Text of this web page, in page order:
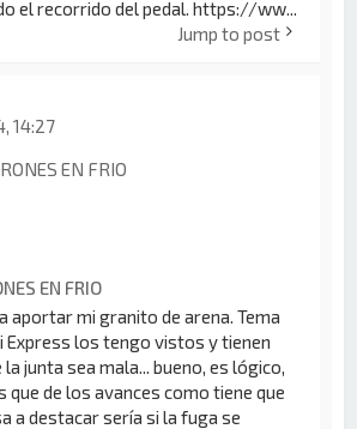
el recorrido del pedal. https://ww...
Jump to post
14:27
EN FRIO
EN FRIO
aportar mi granito de arena. Tema
Express los tengo vistos y tienen
junta sea mala... bueno, es lógico,
de los avances como tiene que
a destacar sería si la fuga se